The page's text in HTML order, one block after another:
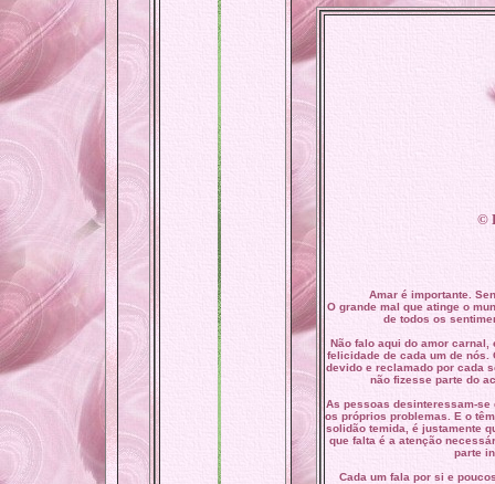
©
Amar é importante.
O grande mal que atinge o
de todos os
Não falo aqui do amor carnal,
felicidade de cada um de nós.
devido e reclamado por cada
não fizesse parte do
As pessoas desinteressam-se
os próprios problemas. E o
solidão temida, é justamente
que falta é a atenção
parte
Cada um fala por si e